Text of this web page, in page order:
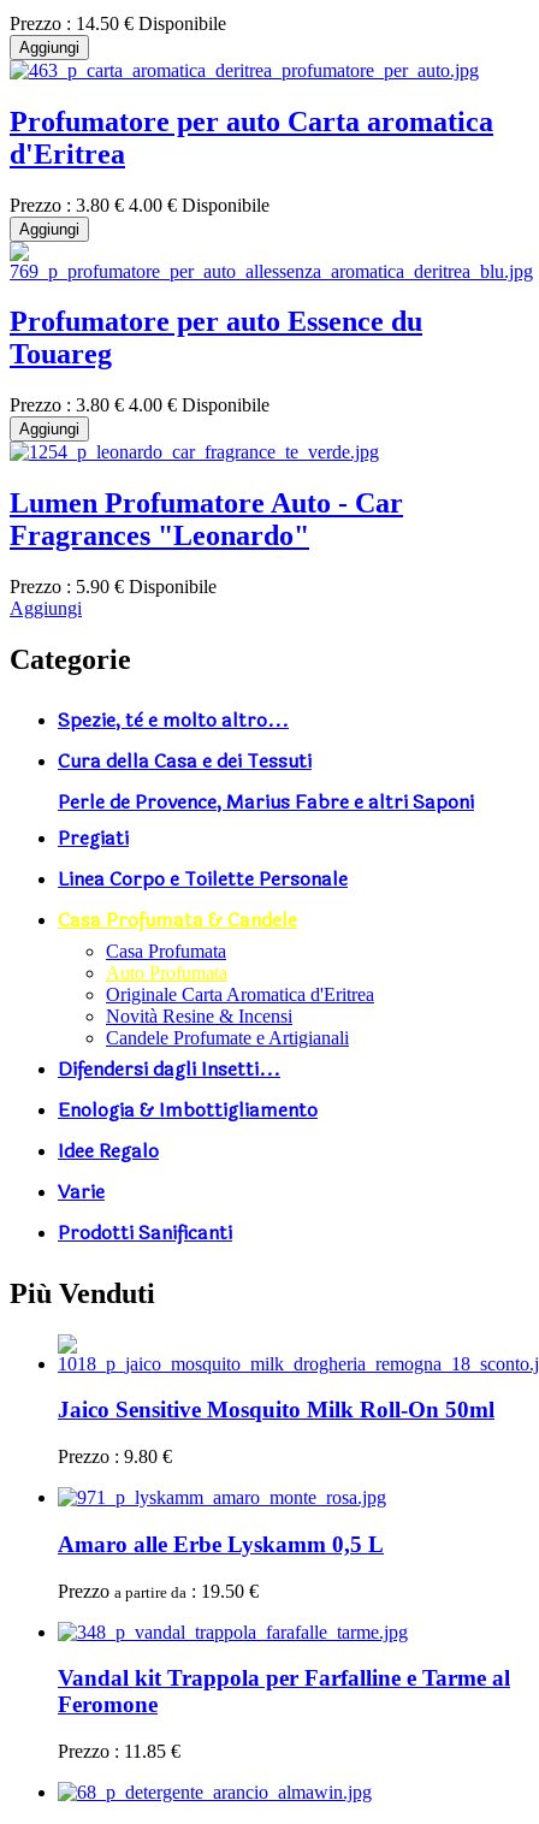
Prezzo : 14.50 € Disponibile
Aggiungi
Profumatore per auto Carta aromatica
d'Eritrea
Prezzo : 3.80 € 4.00 € Disponibile
Aggiungi
Profumatore per auto Essence du
Touareg
Prezzo : 3.80 € 4.00 € Disponibile
Aggiungi
Lumen Profumatore Auto - Car
Fragrances "Leonardo"
Prezzo : 5.90 € Disponibile
Aggiungi
Categorie
Spezie, tè e molto altro...
Cura della Casa e dei Tessuti
Perle de Provence, Marius Fabre e altri Saponi
Pregiati
Linea Corpo e Toilette Personale
Casa Profumata & Candele
Casa Profumata
Auto Profumata
Originale Carta Aromatica d'Eritrea
Novità Resine & Incensi
Candele Profumate e Artigianali
Difendersi dagli Insetti...
Enologia & Imbottigliamento
Idee Regalo
Varie
Prodotti Sanificanti
Più Venduti
Jaico Sensitive Mosquito Milk Roll-On 50ml
Prezzo : 9.80 €
Amaro alle Erbe Lyskamm 0,5 L
Prezzo a partire da : 19.50 €
Vandal kit Trappola per Farfalline e Tarme al
Feromone
Prezzo : 11.85 €